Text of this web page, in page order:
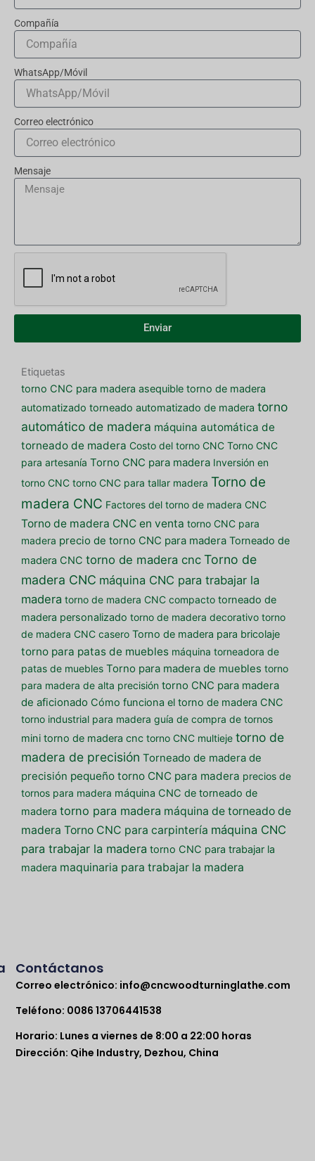
Compañía
WhatsApp/Móvil
Correo electrónico
Mensaje
Enviar
Etiquetas
torno CNC para madera asequible torno de madera
automatizado torneado automatizado de madera torno
automático de madera máquina automática de
torneado de madera Costo del torno CNC Torno CNC
para artesanía Torno CNC para madera Inversión en
torno CNC torno CNC para tallar madera Torno de
madera CNC Factores del torno de madera CNC
Torno de madera CNC en venta torno CNC para
madera precio de torno CNC para madera Torneado de
madera CNC torno de madera cnc Torno de
madera CNC máquina CNC para trabajar la
madera torno de madera CNC compacto torneado de
madera personalizado torno de madera decorativo torno
de madera CNC casero Torno de madera para bricolaje
torno para patas de muebles máquina torneadora de
patas de muebles Torno para madera de muebles torno
para madera de alta precisión torno CNC para madera
de aficionado Cómo funciona el torno de madera CNC
torno industrial para madera guía de compra de tornos
mini torno de madera cnc torno CNC multieje torno de
madera de precisión Torneado de madera de
precisión pequeño torno CNC para madera precios de
tornos para madera máquina CNC de torneado de
madera torno para madera máquina de torneado de
madera Torno CNC para carpintería máquina CNC
para trabajar la madera torno CNC para trabajar la
madera maquinaria para trabajar la madera
Contáctanos
Correo electrónico: info@cncwoodturninglathe.com
Teléfono: 0086 13706441538
Horario: Lunes a viernes de 8:00 a 22:00 horas
Dirección: Qihe Industry, Dezhou, China